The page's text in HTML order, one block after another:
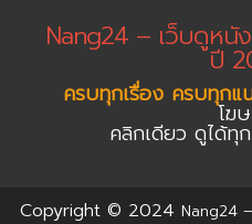
Nang24 – เว็บดูหนั
ปี
ครบทุกเรื่อง ครบทุกแ
โฆ
คลิกเดียว ดูได้ทุ
Copyright © 2024 Nang24